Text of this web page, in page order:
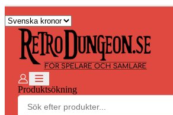
Produktsökning